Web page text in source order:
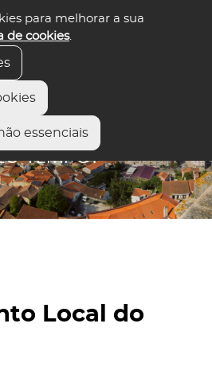
para melhorar a sua
de cookies.
essenciais
Local do